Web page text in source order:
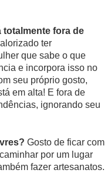
totalmente fora de
ter
que sabe o que
e incorpora isso no
seu próprio gosto,
em alta! E fora de
ignorando seu
Gosto de ficar com
por um lugar
fazer artesanatos.